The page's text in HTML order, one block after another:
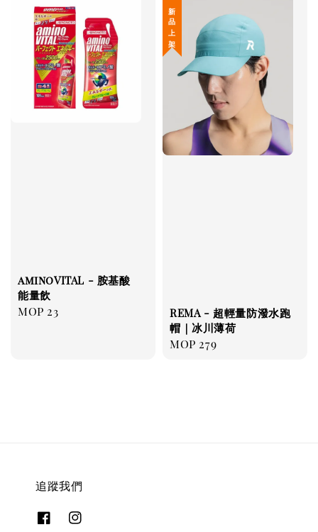
aminoVITAL - 胺基酸
能量飲
Regular
MOP 23
新 品 上 架
REMA - 超輕量防潑水跑
帽｜冰川薄荷
Regular
MOP 279
追蹤我們